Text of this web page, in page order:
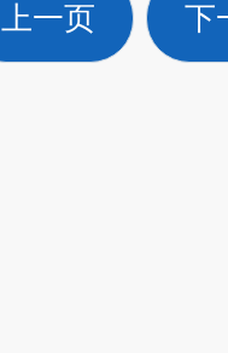
上一页 下